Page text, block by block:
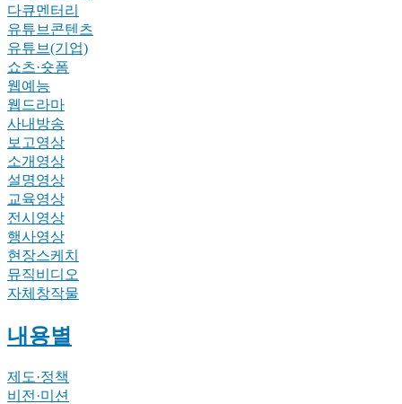
다큐멘터리
유튜브콘텐츠
유튜브(기업)
쇼츠·숏폼
웹예능
웹드라마
사내방송
보고영상
소개영상
설명영상
교육영상
전시영상
행사영상
현장스케치
뮤직비디오
자체창작물
내용별
제도·정책
비전·미션